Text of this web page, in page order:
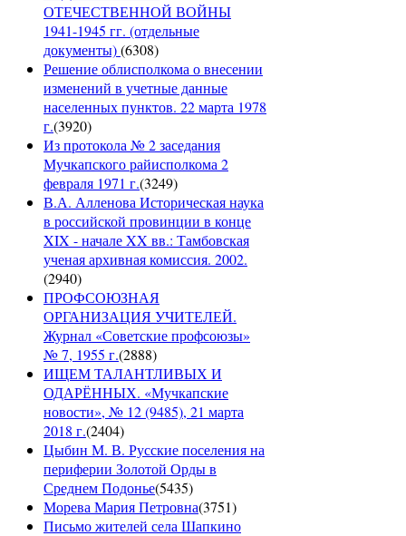
ОТЕЧЕСТВЕННОЙ ВОЙНЫ
1941-1945 гг. (отдельные
документы)(6308)
Решение облисполкома о внесении
изменений в учетные данные
населенных пунктов. 22 марта 1978
г.(3920)
Из протокола № 2 заседания
Мучкапского райисполкома 2
февраля 1971 г.(3249)
В.А. Алленова Историческая наука
в российской провинции в конце
XIX - начале XX вв.: Тамбовская
ученая архивная комиссия. 2002.
(2940)
ПРОФСОЮЗНАЯ
ОРГАНИЗАЦИЯ УЧИТЕЛЕЙ.
Журнал «Советские профсоюзы»
№ 7, 1955 г.(2888)
ИЩЕМ ТАЛАНТЛИВЫХ И
ОДАРЁННЫХ. «Мучкапские
новости», № 12 (9485), 21 марта
2018 г.(2404)
Цыбин М. В. Русские поселения на
периферии Золотой Орды в
Среднем Подонье(5435)
Морева Мария Петровна(3751)
Письмо жителей села Шапкино